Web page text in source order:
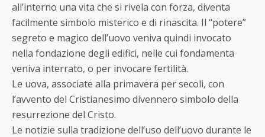
all’interno una vita che si rivela con forza, diventa
facilmente simbolo misterico e di rinascita. Il “potere”
segreto e magico dell’uovo veniva quindi invocato
nella fondazione degli edifici, nelle cui fondamenta
veniva interrato, o per invocare fertilità.
Le uova, associate alla primavera per secoli, con
l’avvento del Cristianesimo divennero simbolo della
resurrezione del Cristo.
Le notizie sulla tradizione dell’uso dell’uovo durante le